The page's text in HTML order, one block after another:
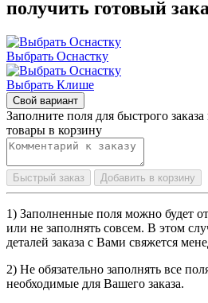
получить готовый
Выбрать Оснастку
Выбрать Клише
Свой вариант
Заполните поля для быстрого
товары в корзину
Быстрый заказ Добавить в корзину
1) Заполненные поля можно будет
или не заполнять совсем. В этом
деталей заказа с Вами свяжется
2) Не обязательно заполнять все
необходимые для Вашего заказа.